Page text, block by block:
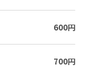
600円
700円